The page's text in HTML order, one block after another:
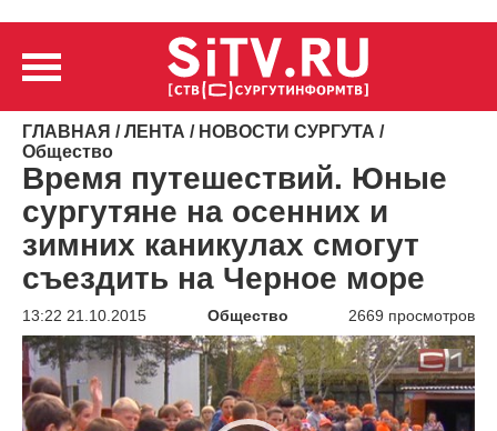
ГЛАВНАЯ /ЛЕНТА / НОВОСТИ СУРГУТА /
Общество
Время путешествий. Юные
сургутяне на осенних и
зимних каникулах смогут
съездить на Черное море
13:22 21.10.2015 Общество 2669 просмотров
Видеоплеер